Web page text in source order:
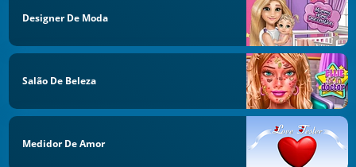
Designer De Moda
Salão De Beleza
Medidor De Amor